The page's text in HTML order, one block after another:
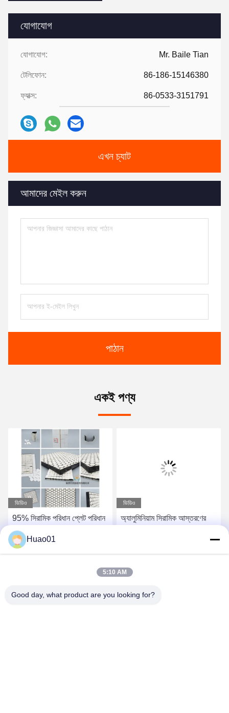
যোগাযোগ
যোগাযোগ: Mr. Baile Tian
টেলিফোন: 86-186-15146380
ফ্যাক্স: 86-0533-3151791
এখন চ্যাট
আমাদের মেইল ​​করুন
পাঠান
একই পণ্য
ভিডিও
95% সিরামিক পরিধান প্লেট পরিধান
প্রতিরোধী প্যানেল সিরামিক উত্পাদন
refractories ব্যবহৃত
ভিডিও
অ্যালুমিনিয়াম সিরামিক আস্তরণের
300×300mm 200×200mm
225×225mm
Huao01
5:10 AM
Good day, what product are you looking for?